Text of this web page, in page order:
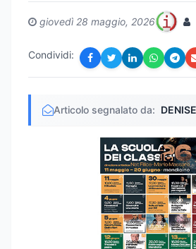
giovedì 28 maggio, 2026
Condividi:
Articolo segnalato da: